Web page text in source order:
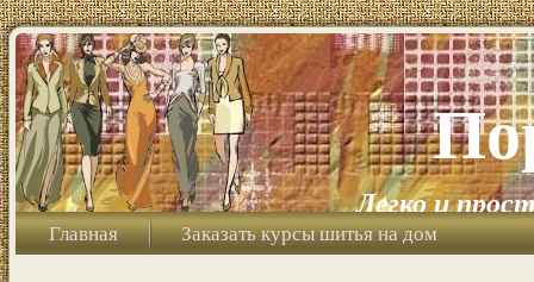
Легко и
Главная Заказать курсы шитья на дом